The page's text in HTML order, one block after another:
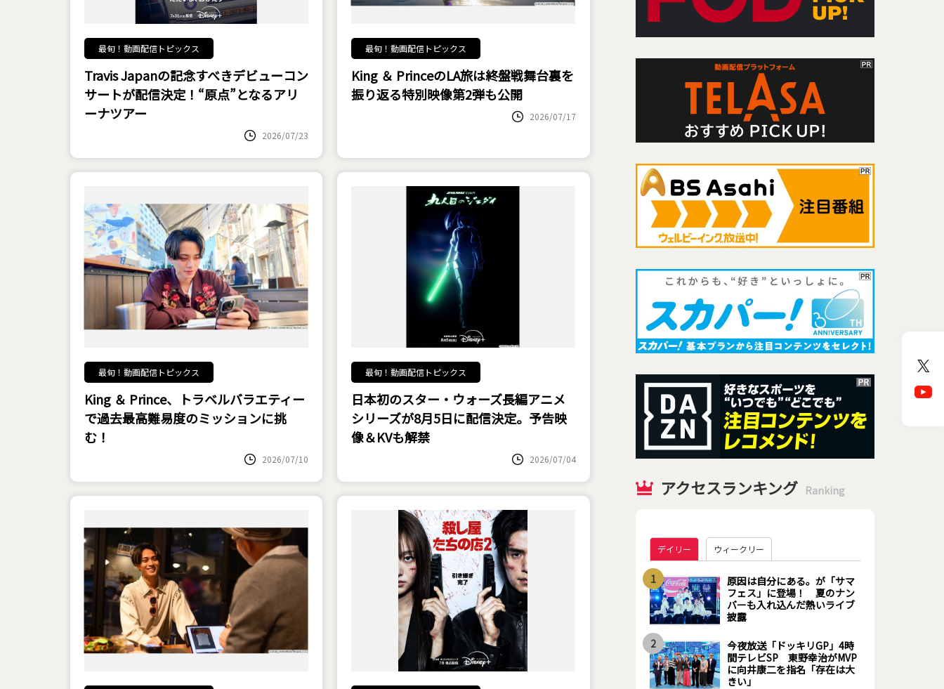
最旬！動画配信トピックス
Travis Japanの記念すべきデビューコン
サートが配信決定！“原点”となるアリ
ーナツアー
2026/07/23
最旬！動画配信トピックス
King ＆ PrinceのLA旅は終盤戦――舞台裏を
振り返る特別映像第2弾も公開
2026/07/17
最旬！動画配信トピックス
King ＆ Prince、トラベルバラエティー
で過去最高難易度のミッションに挑
む！
2026/07/10
最旬！動画配信トピックス
日本初のスター・ウォーズ長編アニメ
シリーズが8月5日に配信決定。予告映
像＆KVも解禁
2026/07/04
アクセスランキング Ranking
デイリー ウィークリー
1
原因は自分にある。が「サマ
フェス」に登場！ 夏のナン
バーも入れ込んだ熱いライブ
披露
2
今夜放送「ドッキリGP」4時
間テレビSP 東野幸治がMVP
に向井康二を指名「存在は大
きい」